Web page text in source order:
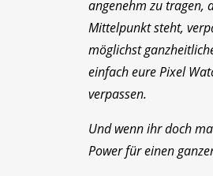
angenehm zu tragen,
Mittelpunkt steht,
möglichst
einfach eure Pixel
verpassen.
Und wenn ihr doch
Power für einen